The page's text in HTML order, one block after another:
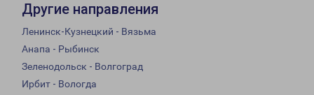
Другие направления
Ленинск-Кузнецкий - Вязьма
Анапа - Рыбинск
Зеленодольск - Волгоград
Ирбит - Вологда